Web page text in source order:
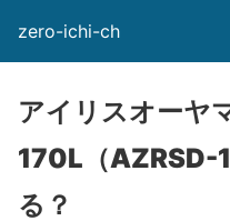
zero-ichi-ch
アイリスオーヤ
170L（AZRSD-
る？